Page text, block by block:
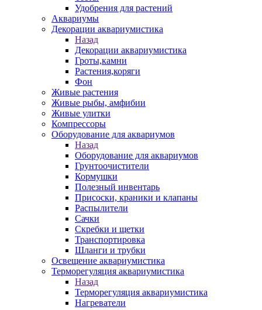
Удобрения для растений
Аквариумы
Декорации аквариумистика
Назад
Декорации аквариумистика
Гроты,камни
Растения,коряги
Фон
Живые растения
Живые рыбы, амфибии
Живые улитки
Компрессоры
Оборудование для аквариумов
Назад
Оборудование для аквариумов
Грунтоочистители
Кормушки
Полезный инвентарь
Присоски, краники и клапаны
Распылители
Сачки
Скребки и щетки
Транспортировка
Шланги и трубки
Освещение аквариумистика
Терморегуляция аквариумистика
Назад
Терморегуляция аквариумистика
Нагреватели